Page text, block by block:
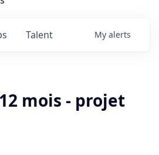
Talent My alerts
mois - projet